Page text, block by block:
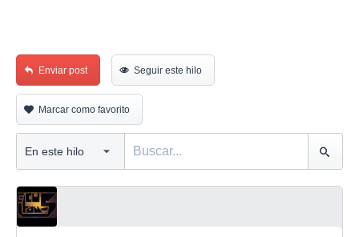
Enviar post Seguir este hilo
Marcar como favorito